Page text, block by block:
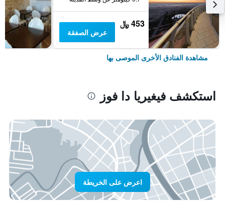
453 ﷼
عرض الصفقة
مشاهدة الفنادق الأخرى الموصى بها
استكشف فيغيريا دا فوز
اعرض على الخريطة